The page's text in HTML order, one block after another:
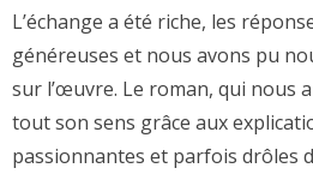
L’échange a été riche, les
généreuses et nous avons pu
sur l’œuvre. Le roman, qui nous
tout son sens grâce aux
passionnantes et parfois drôles